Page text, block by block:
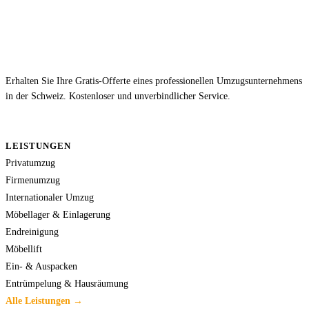
Erhalten Sie Ihre Gratis-Offerte eines professionellen Umzugsunternehmens
in der Schweiz. Kostenloser und unverbindlicher Service.
LEISTUNGEN
Privatumzug
Firmenumzug
Internationaler Umzug
Möbellager & Einlagerung
Endreinigung
Möbellift
Ein- & Auspacken
Entrümpelung & Hausräumung
Alle Leistungen →